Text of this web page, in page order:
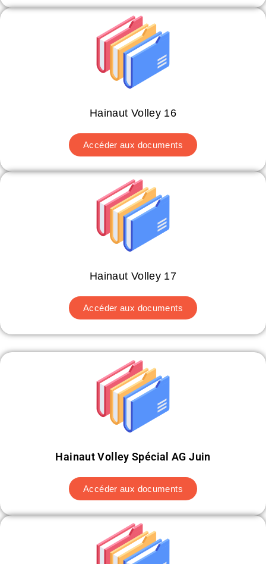
Hainaut Volley 16
Accéder aux documents
Hainaut Volley 17
Accéder aux documents
Hainaut Volley Spécial AG Juin
Accéder aux documents